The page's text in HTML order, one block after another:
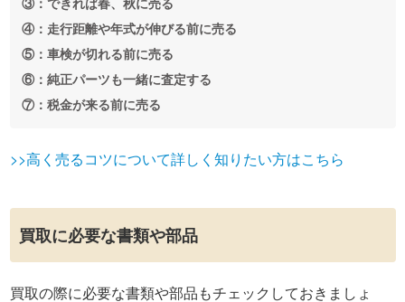
④：走行距離や年式が伸びる前に売る
⑤：車検が切れる前に売る
⑥：純正パーツも一緒に査定する
⑦：税金が来る前に売る
>>高く売るコツについて詳しく知りたい方はこちら
買取に必要な書類や部品
買取の際に必要な書類や部品もチェックしておきましょ